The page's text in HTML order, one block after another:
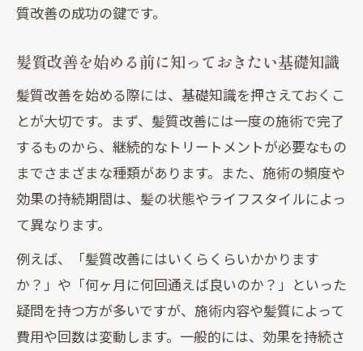
質改善の成功の鍵です。
髪質改善を始める前に知っておきたい基礎知識
髪質改善を始める際には、基礎知識を押さえておくこ
とが大切です。まず、髪質改善には一度の施術で完了
するものから、継続的なトリートメントが必要なもの
までさまざまな種類があります。また、施術の頻度や
効果の持続期間は、髪の状態やライフスタイルによっ
て異なります。
例えば、「髪質改善にはいくらくらいかかります
か？」や「何ヶ月に何回通えば良いのか？」といった
疑問を持つ方が多いですが、施術内容や髪質によって
費用や回数は変動します。一般的には、効果を持続さ